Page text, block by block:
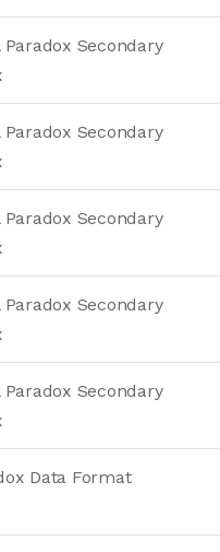
Paradox Secondary
Paradox Secondary
Paradox Secondary
Paradox Secondary
Paradox Secondary
Data Format